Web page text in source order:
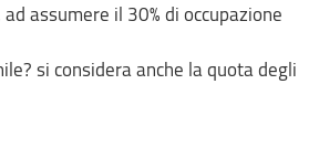
assumere il 30% di occupazione
si considera anche la quota degli